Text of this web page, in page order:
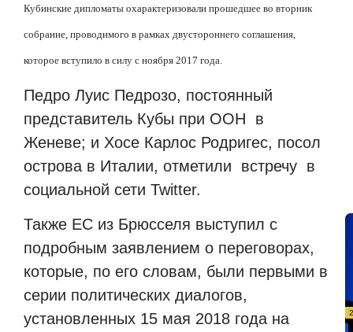
Кубинские дипломаты охарактеризовали прошедшее во вторник
собрание, проводимого в рамках двустороннего соглашения,
которое вступило в силу с ноября 2017 года.
Педро Луис Педрозо, постоянный
представитель Кубы при ООН
в
Женеве; и Хосе Карлос Родригес, посол
острова в Италии, отметили
встречу в
социальной сети Twitter.
Также ЕС из Брюсселя выступил с
подробным заявлением о переговорах,
которые, по его словам, были первыми в
серии политических диалогов,
установленных 15 мая 2018 года на